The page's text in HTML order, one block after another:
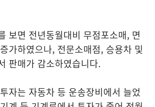
보면 전년동월대비 무점포소매, 면
가하였으나, 전문소매점, 승용차 및
판매가 감소하였습니다.
자는 자동차 등 운송장비에서 늘었